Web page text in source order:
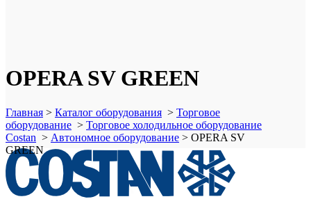
OPERA SV GREEN
Главная > Каталог оборудования > Торговое
оборудование > Торговое холодильное оборудование
Costan > Автономное оборудование > OPERA SV
GREEN